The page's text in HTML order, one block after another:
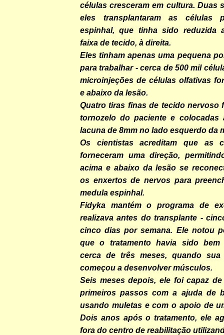
células cresceram em cultura. Duas
eles transplantaram as células
espinhal, que tinha sido reduzida
faixa de tecido, à direita.
Eles tinham apenas uma pequena
para trabalhar - cerca de 500 mil
microinjeções de células olfativas
e abaixo da lesão.
Quatro tiras finas de tecido nervoso
tornozelo do paciente e colocadas
lacuna de 8mm no lado esquerdo da
Os cientistas acreditam que as
forneceram uma direção,
acima e abaixo da lesão se
os enxertos de nervos para
medula espinhal.
Fidyka mantém o programa de
realizava antes do transplante -
cinco dias por semana. Ele notou
que o tratamento havia sido bem
cerca de três meses, quando sua
começou a desenvolver músculos.
Seis meses depois, ele foi capaz
primeiros passos com a ajuda de
usando muletas e com o apoio de
Dois anos após o tratamento, ele
fora do centro de reabilitação